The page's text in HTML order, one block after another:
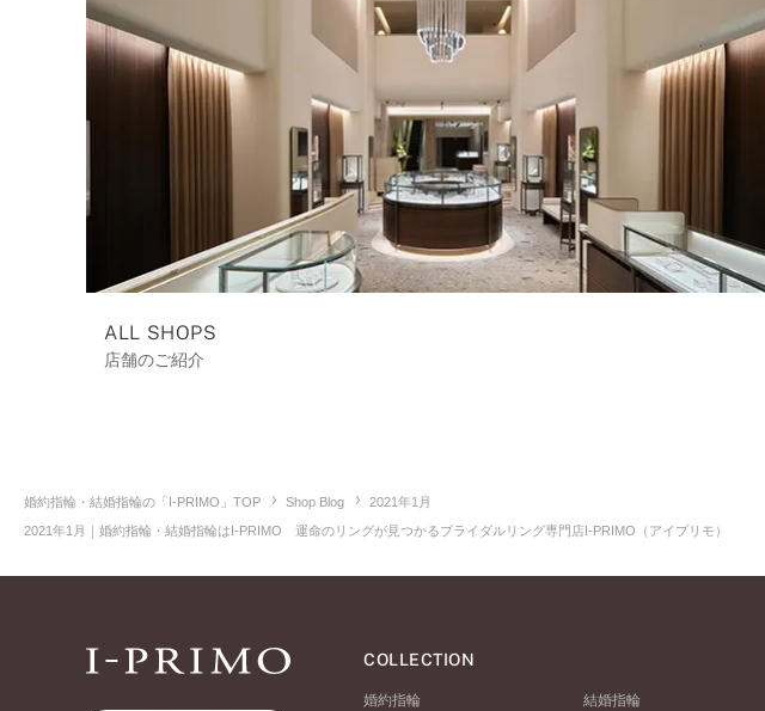
ALL SHOPS
店舗のご紹介
婚約指輪・結婚指輪の「I-PRIMO」TOP Shop Blog
2021年1月
2021年1月｜婚約指輪・結婚指輪はI-PRIMO 運命のリングが見つかるブライダルリング専門店I-PRIMO（アイプリモ）
COLLECTION
婚約指輪
結婚指輪